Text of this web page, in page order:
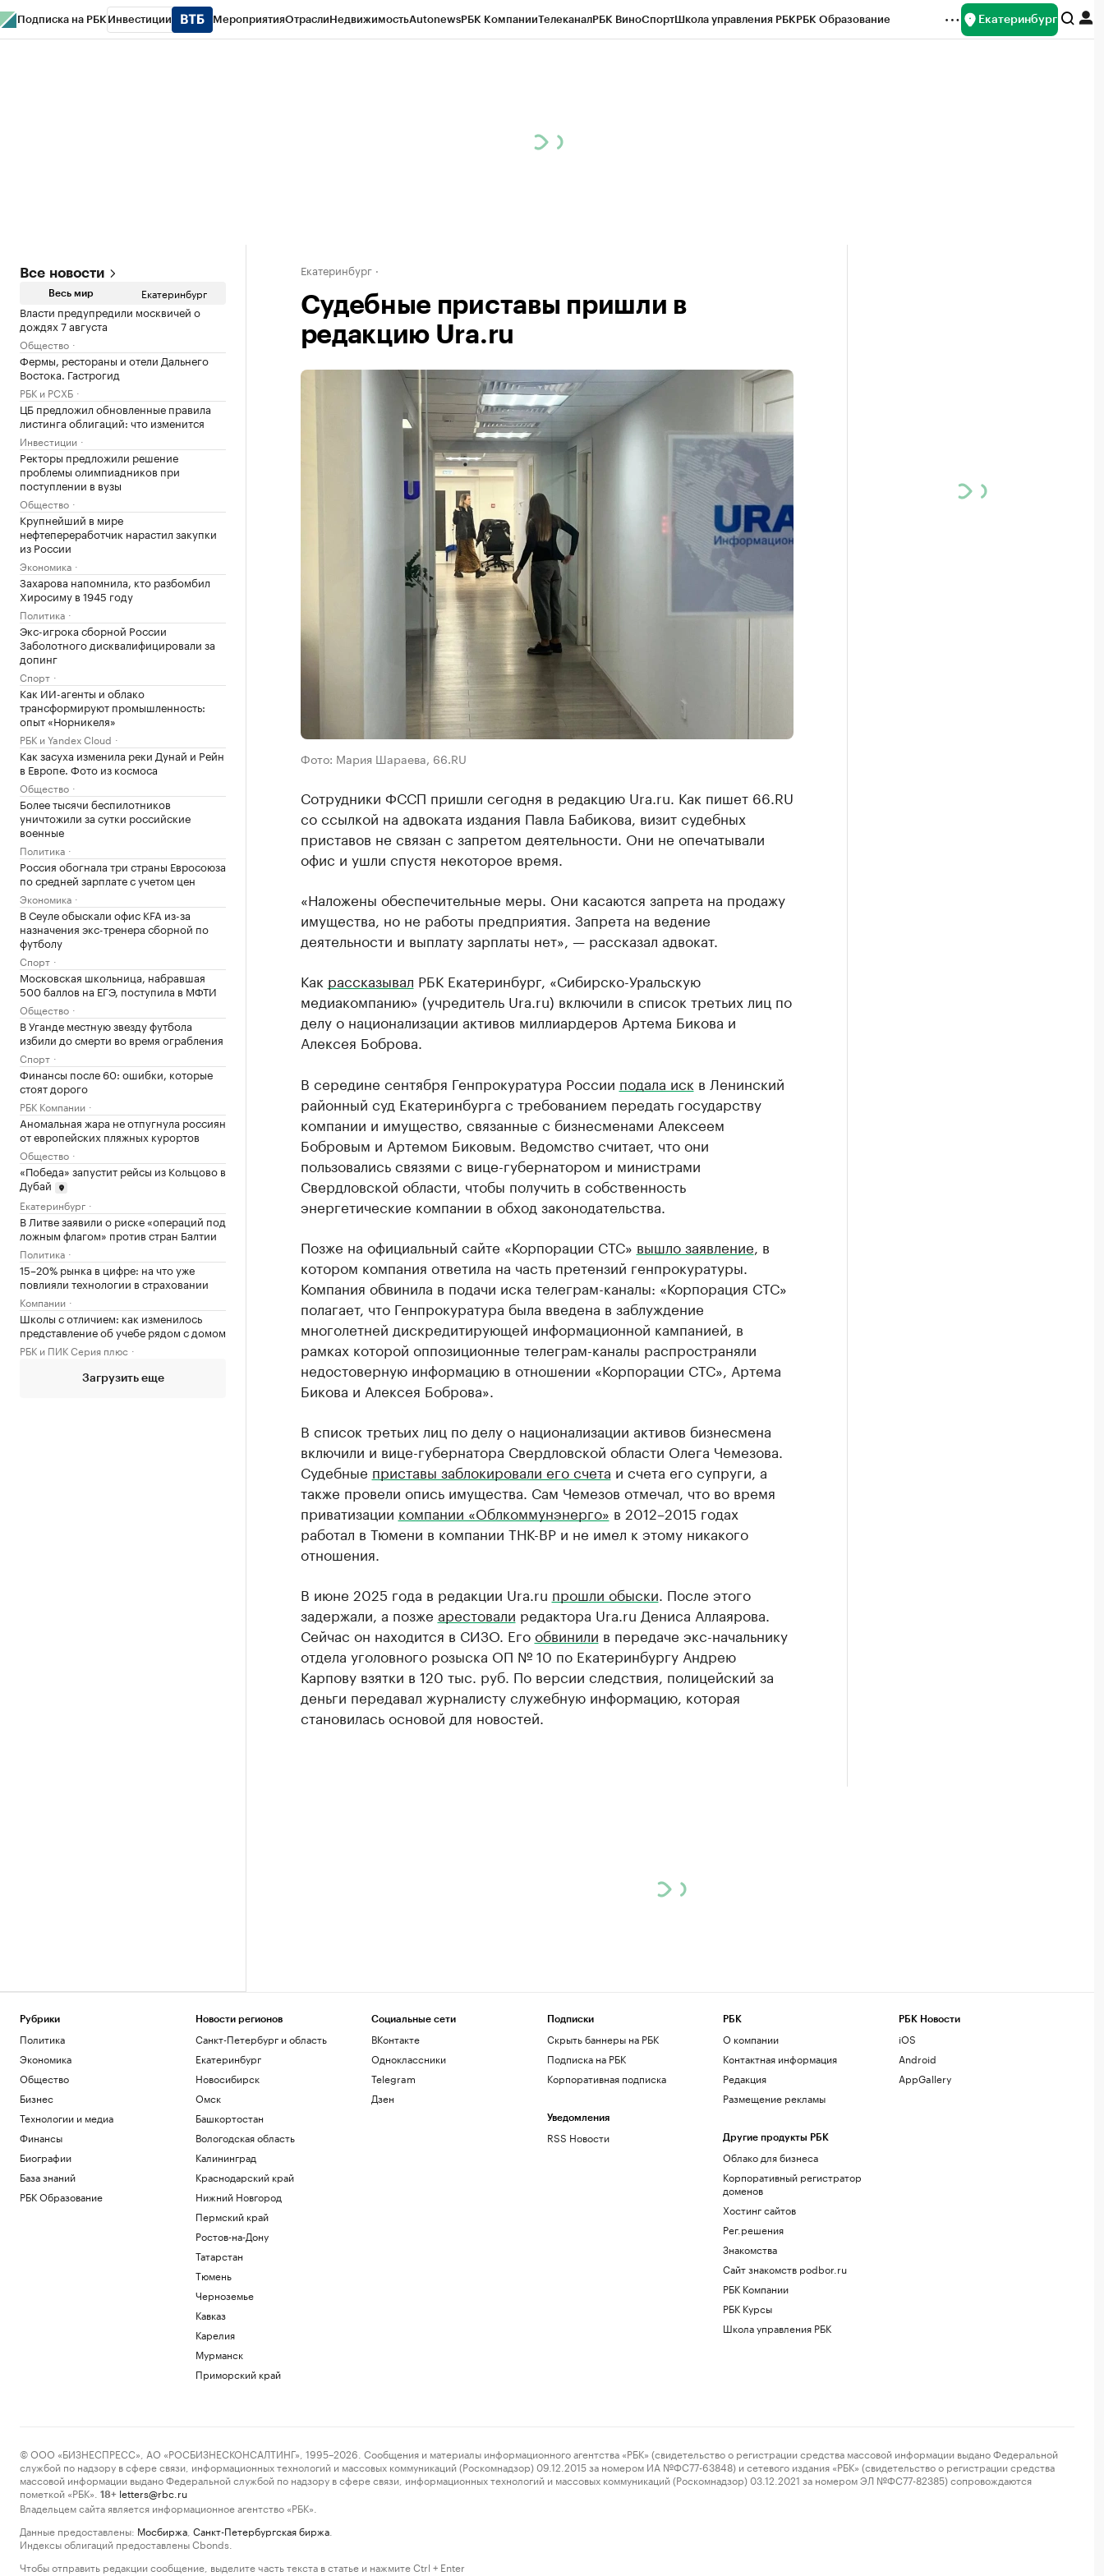
Подписка на РБК Инвестиции МероприятияОтраслиНедвижимостьAutonewsРБК КомпанииТелеканалРБК ВиноСпортШкола управления РБКРБК Образование Екатеринбург
Все новости
Весь мир Екатеринбург
Власти предупредили москвичей о
дождях 7 августа
Общество
Фермы, рестораны и отели Дальнего
Востока. Гастрогид
РБК и РСХБ
ЦБ предложил обновленные правила
листинга облигаций: что изменится
Инвестиции
Ректоры предложили решение
проблемы олимпиадников при
поступлении в вузы
Общество
Крупнейший в мире
нефтепереработчик нарастил закупки
из России
Экономика
Захарова напомнила, кто разбомбил
Хиросиму в 1945 году
Политика
Экс-игрока сборной России
Заболотного дисквалифицировали за
допинг
Спорт
Как ИИ-агенты и облако
трансформируют промышленность:
опыт «Норникеля»
РБК и Yandex Cloud
Как засуха изменила реки Дунай и Рейн
в Европе. Фото из космоса
Общество
Более тысячи беспилотников
уничтожили за сутки российские
военные
Политика
Россия обогнала три страны Евросоюза
по средней зарплате с учетом цен
Экономика
В Сеуле обыскали офис KFA из-за
назначения экс-тренера сборной по
футболу
Спорт
Московская школьница, набравшая
500 баллов на ЕГЭ, поступила в МФТИ
Общество
В Уганде местную звезду футбола
избили до смерти во время ограбления
Спорт
Финансы после 60: ошибки, которые
стоят дорого
РБК Компании
Аномальная жара не отпугнула россиян
от европейских пляжных курортов
Общество
«Победа» запустит рейсы из Кольцово в
Дубай
Екатеринбург
В Литве заявили о риске «операций под
ложным флагом» против стран Балтии
Политика
15–20% рынка в цифре: на что уже
повлияли технологии в страховании
Компании
Школы с отличием: как изменилось
представление об учебе рядом с домом
РБК и ПИК Серия плюс
Загрузить еще
Екатеринбург
Судебные приставы пришли в
редакцию Ura.ru
Фото: Мария Шараева, 66.RU
Сотрудники ФССП пришли сегодня в редакцию Ura.ru. Как пишет 66.RU
со ссылкой на адвоката издания Павла Бабикова, визит судебных
приставов не связан с запретом деятельности. Они не опечатывали
офис и ушли спустя некоторое время.
«Наложены обеспечительные меры. Они касаются запрета на продажу
имущества, но не работы предприятия. Запрета на ведение
деятельности и выплату зарплаты нет», — рассказал адвокат.
Как рассказывал РБК Екатеринбург, «Сибирско-Уральскую
медиакомпанию» (учредитель Ura.ru) включили в список третьих лиц по
делу о национализации активов миллиардеров Артема Бикова и
Алексея Боброва.
В середине сентября Генпрокуратура России подала иск в Ленинский
районный суд Екатеринбурга с требованием передать государству
компании и имущество, связанные с бизнесменами Алексеем
Бобровым и Артемом Биковым. Ведомство считает, что они
пользовались связями с вице-губернатором и министрами
Свердловской области, чтобы получить в собственность
энергетические компании в обход законодательства.
Позже на официальный сайте «Корпорации СТС» вышло заявление , в
котором компания ответила на часть претензий генпрокуратуры.
Компания обвинила в подачи иска телеграм-каналы: «Корпорация СТС»
полагает, что Генпрокуратура была введена в заблуждение
многолетней дискредитирующей информационной кампанией, в
рамках которой оппозиционные телеграм-каналы распространяли
недостоверную информацию в отношении «Корпорации СТС», Артема
Бикова и Алексея Боброва».
В список третьих лиц по делу о национализации активов бизнесмена
включили и вице-губернатора Свердловской области Олега Чемезова.
Судебные приставы заблокировали его счета и счета его супруги, а
также провели опись имущества. Сам Чемезов отмечал, что во время
приватизации компании «Облкоммунэнерго» в 2012–2015 годах
работал в Тюмени в компании ТНК-BP и не имел к этому никакого
отношения.
В июне 2025 года в редакции Ura.ru прошли обыски . После этого
задержали, а позже арестовали редактора Ura.ru Дениса Аллаярова.
Сейчас он находится в СИЗО. Егообвинили в передаче экс-начальнику
отдела уголовного розыска ОП № 10 по Екатеринбургу Андрею
Карпову взятки в 120 тыс. руб. По версии следствия, полицейский за
деньги передавал журналисту служебную информацию, которая
становилась основой для новостей.
Рубрики
Политика
Экономика
Общество
Бизнес
Технологии и медиа
Финансы
Биографии
База знаний
РБК Образование
Новости регионов
Санкт-Петербург и область
Екатеринбург
Новосибирск
Омск
Башкортостан
Вологодская область
Калининград
Краснодарский край
Нижний Новгород
Пермский край
Ростов-на-Дону
Татарстан
Тюмень
Черноземье
Кавказ
Карелия
Мурманск
Приморский край
Социальные сети
ВКонтакте
Одноклассники
Telegram
Дзен
Подписки
Скрыть баннеры на РБК
Подписка на РБК
Корпоративная подписка
Уведомления
RSS Новости
РБК
О компании
Контактная информация
Редакция
Размещение рекламы
Другие продукты РБК
Облако для бизнеса
Корпоративный регистратор
доменов
Хостинг сайтов
Рег.решения
Знакомства
Сайт знакомств podbor.ru
РБК Компании
РБК Курсы
Школа управления РБК
РБК Новости
iOS
Android
AppGallery
© ООО «БИЗНЕСПРЕСС», АО «РОСБИЗНЕСКОНСАЛТИНГ», 1995–2026. Сообщения и материалы информационного агентства «РБК» (свидетельство о регистрации средства массовой информации выдано Федеральной
службой по надзору в сфере связи, информационных технологий и массовых коммуникаций (Роскомнадзор) 09.12.2015 за номером ИА №ФС77-63848) и сетевого издания «РБК» (свидетельство о регистрации средства
массовой информации выдано Федеральной службой по надзору в сфере связи, информационных технологий и массовых коммуникаций (Роскомнадзор) 03.12.2021 за номером ЭЛ №ФС77-82385) сопровождаются
пометкой «РБК».
18+ letters@rbc.ru
Владельцем сайта является информационное агентство «РБК».
Данные предоставлены: Мосбиржа Санкт-Петербургская биржа
Индексы облигаций предоставлены Cbonds.
Чтобы отправить редакции сообщение, выделите часть текста в статье и нажмите Ctrl + Enter